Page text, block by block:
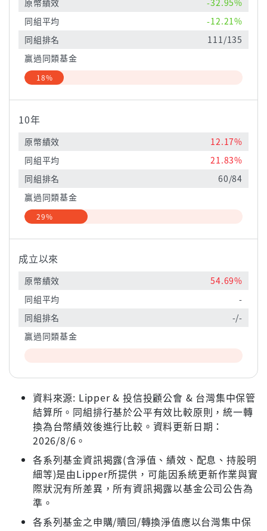
原幣績效
-32.95%
同組平均
-12.21%
同組排名
111/135
贏過同類基金
18%
10年
原幣績效
12.17%
同組平均
21.83%
同組排名
60/84
贏過同類基金
29%
成立以來
原幣績效
54.69%
同組平均
-
同組排名
-/-
贏過同類基金
資料來源: Lipper & 投信投顧公會 & 台灣集中保管
結算所。同組排行基於公平有效比較原則，統一轉
換為台幣績效後進行比較。資料更新日期：
2026/8/6。
各系列基金資訊揭露(含淨值、績效、配息、持股明
細等)是由Lipper所提供，可能因系統更新作業與實
際狀況有所差異，所有資訊揭露以基金公司公告為
準。
各系列基金之申購/贖回/轉換淨值應以台灣集中保